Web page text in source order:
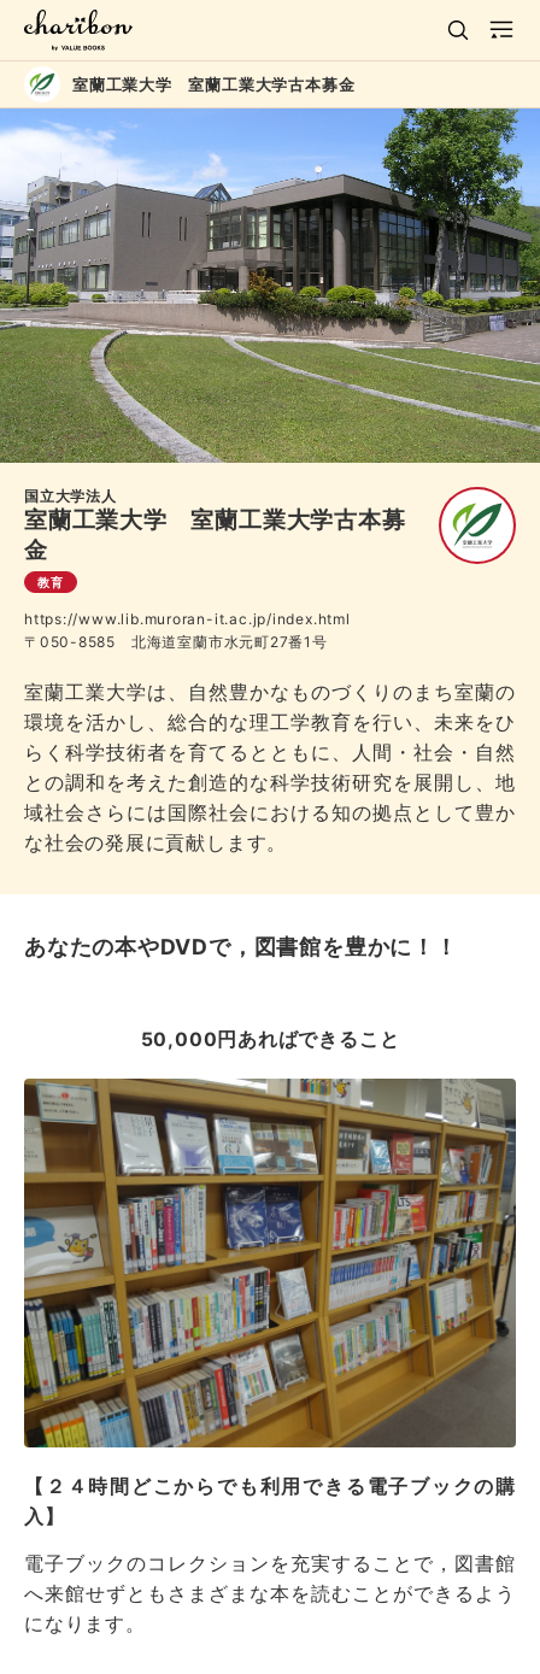
室蘭工業大学 室蘭工業大学古本募金
国立大学法人
室蘭工業大学 室蘭工業大学古本募
金
教育
https://www.lib.muroran-it.ac.jp/index.html
〒050-8585 北海道室蘭市水元町27番1号
室蘭工業大学は、自然豊かなものづくりのまち室蘭の
環境を活かし、総合的な理工学教育を行い、未来をひ
らく科学技術者を育てるとともに、人間・社会・自然
との調和を考えた創造的な科学技術研究を展開し、地
域社会さらには国際社会における知の拠点として豊か
な社会の発展に貢献します。
あなたの本やDVDで，図書館を豊かに！！
50,000円あればできること
【２４時間どこからでも利用できる電子ブックの購
入】
電子ブックのコレクションを充実することで，図書館
へ来館せずともさまざまな本を読むことができるよう
になります。